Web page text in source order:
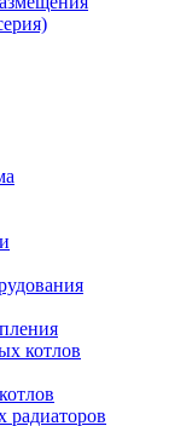
котлов
радиаторов